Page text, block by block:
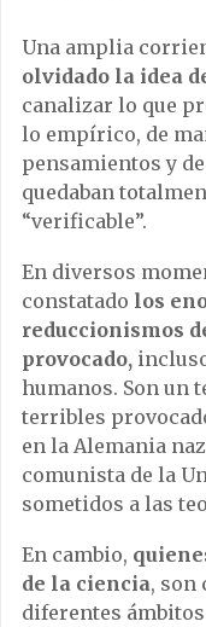
Una amplia
olvidado la idea
canalizar lo que
lo empírico, de
pensamientos y
quedaban
“verificable”.
En diversos
constatado los
reduccionismos
provocado,
humanos. Son un
terribles
en la Alemania
comunista de la
sometidos a las
En cambio,
de la ciencia, son
diferentes